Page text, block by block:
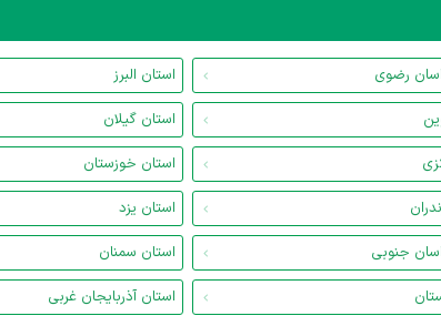
رضوی
استان البرز
استان گیلان
استان خوزستان
استان یزد
جنوبی
استان سمنان
استان آذربایجان غربی